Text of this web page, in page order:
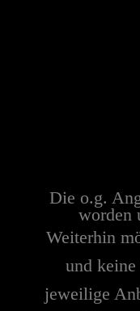
Die o.g.
worden
Weiterhin
und
jeweilige